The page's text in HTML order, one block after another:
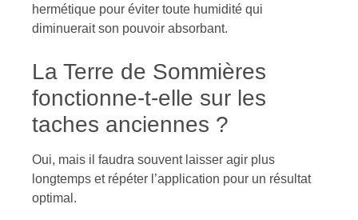
hermétique pour éviter toute humidité qui
diminuerait son pouvoir absorbant.
La Terre de Sommières
fonctionne-t-elle sur les
taches anciennes ?
Oui, mais il faudra souvent laisser agir plus
longtemps et répéter l’application pour un résultat
optimal.